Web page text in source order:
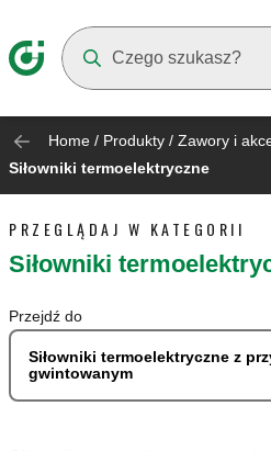
Home / Produkty / Zawory i
Siłowniki termoelektryczne
PRZEGLĄDAJ W KATEGORII
Siłowniki
Przejdź do
Siłowniki termoelektryczne z
gwintowanym